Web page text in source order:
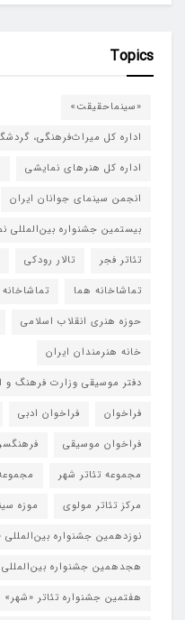
Topics
«سینماحقیقت»
اداره کل میراث‌فرهنگی،
اداره کل هنرهای نمایشی
انجمن سینمای جوانان ایران
بیستمین جشنواره
تئاتر فجر
تالار رودکی
تماشاخانه هما
حوزه هنری انقلاب اسلامی
خانه هنرمندان ایران
دفتر موسیقی وزارت فرهنگ و
فراخوان
فراخوان ادبی
فراخوان موسیقی
مجموعه تئاتر شهر
مرکز تئاتر مولوی
موزه
نوزدهمین جشنواره
هجدهمین جشنواره بین‌المللی
هفتمین جشنواره تئاتر «شهر»